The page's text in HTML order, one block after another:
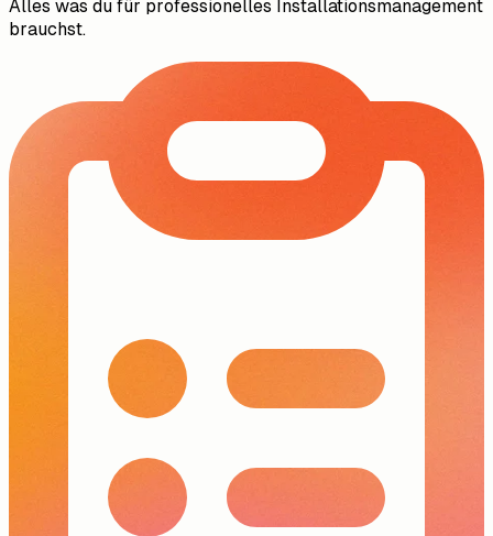
Alles was du für professionelles Installationsmanagement
brauchst.